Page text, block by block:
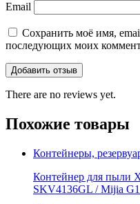
Email
Сохранить моё имя,
последующих моих
There are no reviews yet.
Похожие товары
Контейнеры,
Контейнер для пыли
SKV4136GL / Mijia G1